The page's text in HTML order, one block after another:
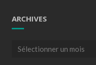
ARCHIVES
Archives